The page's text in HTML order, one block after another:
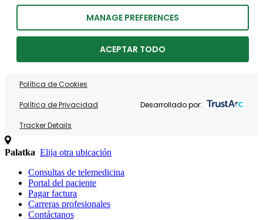
MANAGE PREFERENCES
ACEPTAR TODO
Política de Cookies
Política de Privacidad
Tracker Details
Desarrollado por:
Palatka Elija otra ubicación
Consultas de telemedicina
Portal del paciente
Pagar factura
Carreras profesionales
Contáctanos